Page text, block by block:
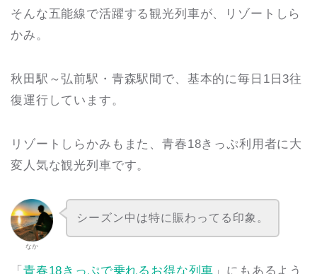
そんな五能線で活躍する観光列車が、リゾートしら
かみ。
秋田駅～弘前駅・青森駅間で、基本的に毎日1日3往
復運行しています。
リゾートしらかみもまた、青春18きっぷ利用者に大
変人気な観光列車です。
なか
シーズン中は特に賑わってる印象。
「 青春18きっぷで乗れるお得な列車 」にもあるよう